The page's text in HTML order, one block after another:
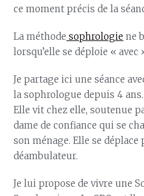
ce moment précis de la
La méthode sophrologie ne
lorsqu’elle se déploie «
Je partage ici une séance
la sophrologue depuis 4
Elle vit chez elle, soutenue
dame de confiance qui se
son ménage. Elle se déplace
déambulateur.
Je lui propose de vivre une